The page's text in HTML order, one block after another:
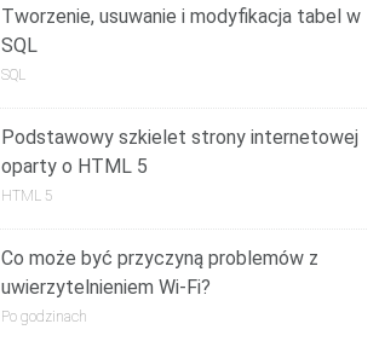
Tworzenie, usuwanie i modyfikacja tabel w
SQL
SQL
Podstawowy szkielet strony internetowej
oparty o HTML 5
HTML 5
Co może być przyczyną problemów z
uwierzytelnieniem Wi-Fi?
Po godzinach